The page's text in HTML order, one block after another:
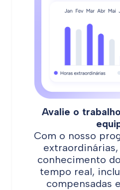
Avalie o
Com o nosso
conhecimento
tempo real,
compensadas